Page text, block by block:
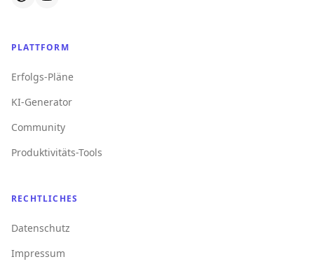
PLATTFORM
Erfolgs-Pläne
KI-Generator
Community
Produktivitäts-Tools
RECHTLICHES
Datenschutz
Impressum